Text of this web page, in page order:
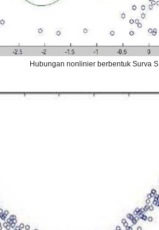
Hubungan nonlinier berbentuk Surva S